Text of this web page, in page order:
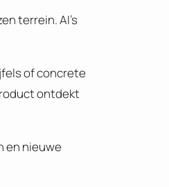
terrein. AI’s
of concrete
ontdekt
en nieuwe